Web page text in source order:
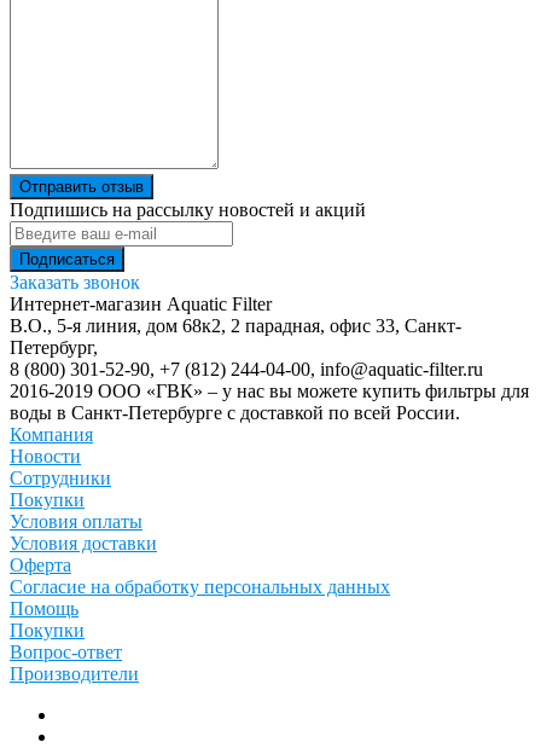
Отправить отзыв
Подпишись на рассылку новостей и акций
Заказать звонок
Интернет-магазин Aquatic Filter
В.О., 5-я линия, дом 68к2, 2 парадная, офис 33, Санкт-
Петербург,
8 (800) 301-52-90, +7 (812) 244-04-00, info@aquatic-filter.ru
2016-2019 ООО «ГВК» – у нас вы можете купить фильтры для
воды в Санкт-Петербурге с доставкой по всей России.
Компания
Новости
Сотрудники
Покупки
Условия оплаты
Условия доставки
Оферта
Согласие на обработку персональных данных
Помощь
Покупки
Вопрос-ответ
Производители